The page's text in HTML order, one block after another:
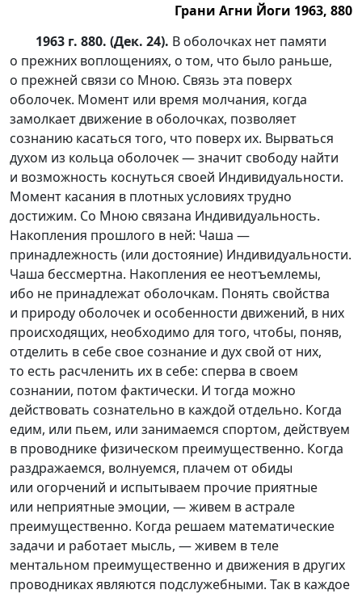
Грани Агни Йоги 1963, 880
1963 г. 880. (Дек. 24). В оболочках нет памяти
о прежних воплощениях, о том, что было раньше,
о прежней связи со Мною. Связь эта поверх
оболочек. Момент или время молчания, когда
замолкает движение в оболочках, позволяет
сознанию касаться того, что поверх их. Вырваться
духом из кольца оболочек — значит свободу найти
и возможность коснуться своей Индивидуальности.
Момент касания в плотных условиях трудно
достижим. Со Мною связана Индивидуальность.
Накопления прошлого в ней: Чаша —
принадлежность (или достояние) Индивидуальности.
Чаша бессмертна. Накопления ее неотъемлемы,
ибо не принадлежат оболочкам. Понять свойства
и природу оболочек и особенности движений, в них
происходящих, необходимо для того, чтобы, поняв,
отделить в себе свое сознание и дух свой от них,
то есть расчленить их в себе: сперва в своем
сознании, потом фактически. И тогда можно
действовать сознательно в каждой отдельно. Когда
едим, или пьем, или занимаемся спортом, действуем
в проводнике физическом преимущественно. Когда
раздражаемся, волнуемся, плачем от обиды
или огорчений и испытываем прочие приятные
или неприятные эмоции, — живем в астрале
преимущественно. Когда решаем математические
задачи и работает мысль, — живем в теле
ментальном преимущественно и движения в других
проводниках являются подслужебными. Так в каждое